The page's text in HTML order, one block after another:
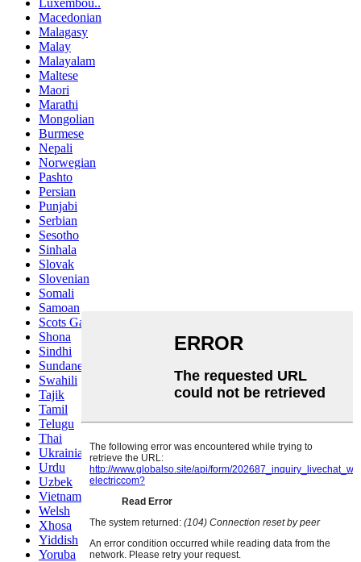
Macedonian
Malagasy
Malay
Malayalam
Maltese
Maori
Marathi
Mongolian
Burmese
Nepali
Norwegian
Pashto
Persian
Punjabi
Serbian
Sesotho
Sinhala
Slovak
Slovenian
Somali
Samoan
Scots Gaelic
Shona
Sindhi
Sundanese
Swahili
Tajik
Tamil
Telugu
Thai
Ukrainian
Urdu
Uzbek
Vietnamese
Welsh
Xhosa
Yiddish
Yoruba